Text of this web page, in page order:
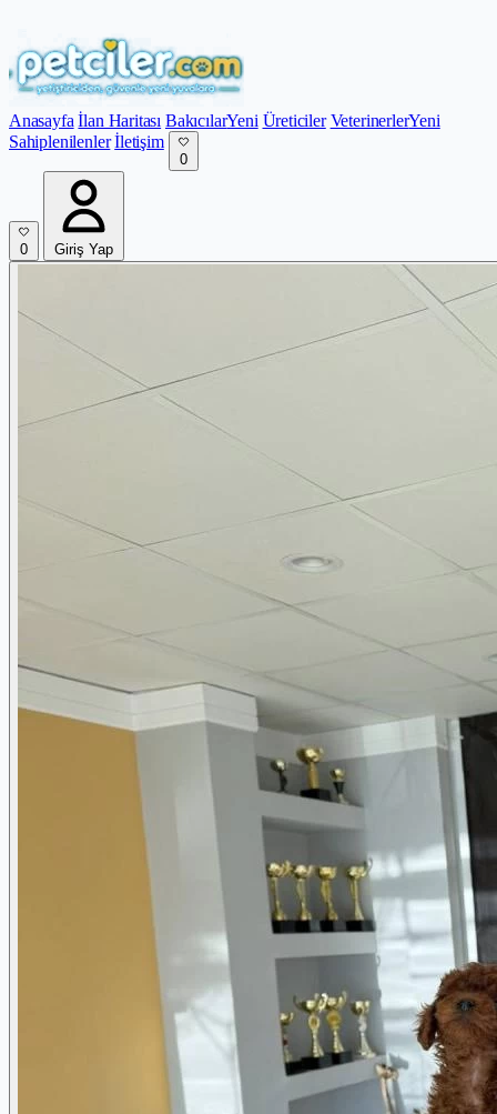
Anasayfa İlan Haritası BakıcılarYeni Üreticiler VeterinerlerYeni
Sahiplenilenler İletişim
0
0 Giriş Yap